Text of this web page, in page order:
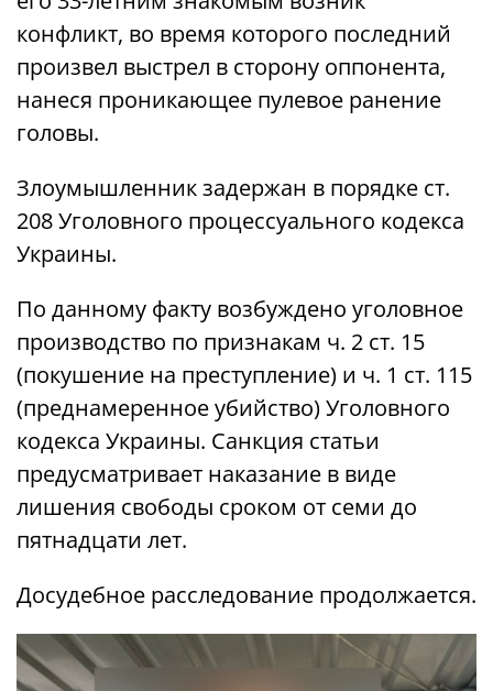
конфликт, во время которого последний
произвел выстрел в сторону оппонента,
нанеся проникающее пулевое ранение
головы.
Злоумышленник задержан в порядке ст.
208 Уголовного процессуального кодекса
Украины.
По данному факту возбуждено уголовное
производство по признакам ч. 2 ст. 15
(покушение на преступление) и ч. 1 ст. 115
(преднамеренное убийство) Уголовного
кодекса Украины. Санкция статьи
предусматривает наказание в виде
лишения свободы сроком от семи до
пятнадцати лет.
Досудебное расследование продолжается.